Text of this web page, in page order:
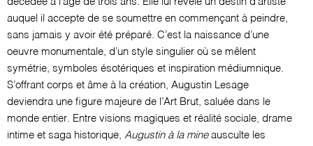
auquel il accepte de se soumettre en commençant à peindre,
sans jamais y avoir été préparé. C’est la naissance d’une
oeuvre monumentale, d’un style singulier où se mêlent
symétrie, symboles ésotériques et inspiration médiumnique.
S’offrant corps et âme à la création, Augustin Lesage
deviendra une figure majeure de l’Art Brut, saluée dans le
monde entier. Entre visions magiques et réalité sociale, drame
intime et saga historique, Augustin à la mine ausculte les